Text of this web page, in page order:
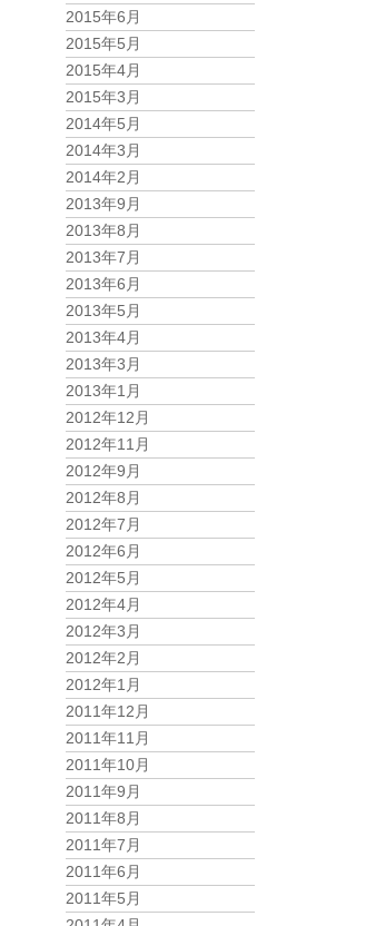
2015年6月
2015年5月
2015年4月
2015年3月
2014年5月
2014年3月
2014年2月
2013年9月
2013年8月
2013年7月
2013年6月
2013年5月
2013年4月
2013年3月
2013年1月
2012年12月
2012年11月
2012年9月
2012年8月
2012年7月
2012年6月
2012年5月
2012年4月
2012年3月
2012年2月
2012年1月
2011年12月
2011年11月
2011年10月
2011年9月
2011年8月
2011年7月
2011年6月
2011年5月